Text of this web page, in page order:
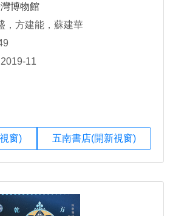
博物館
，方建能，蘇建華
11
窗) 五南書店(開新視窗)